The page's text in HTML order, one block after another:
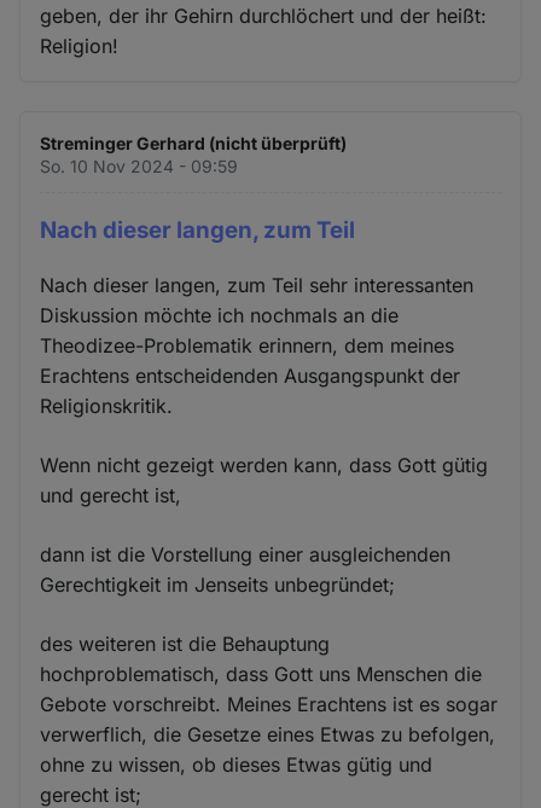
geben, der ihr Gehirn durchlöchert und der heißt:
Religion!
Streminger Gerhard (nicht überprüft)
So. 10 Nov 2024 - 09:59
Nach dieser langen, zum Teil
Nach dieser langen, zum Teil sehr interessanten
Diskussion möchte ich nochmals an die
Theodizee-Problematik erinnern, dem meines
Erachtens entscheidenden Ausgangspunkt der
Religionskritik.
Wenn nicht gezeigt werden kann, dass Gott gütig
und gerecht ist,
dann ist die Vorstellung einer ausgleichenden
Gerechtigkeit im Jenseits unbegründet;
des weiteren ist die Behauptung
hochproblematisch, dass Gott uns Menschen die
Gebote vorschreibt. Meines Erachtens ist es sogar
verwerflich, die Gesetze eines Etwas zu befolgen,
ohne zu wissen, ob dieses Etwas gütig und
gerecht ist;